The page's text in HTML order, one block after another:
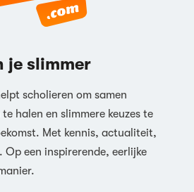
je slimmer
scholieren om samen
halen en slimmere keuzes te
Met kennis, actualiteit,
Op een inspirerende, eerlijke